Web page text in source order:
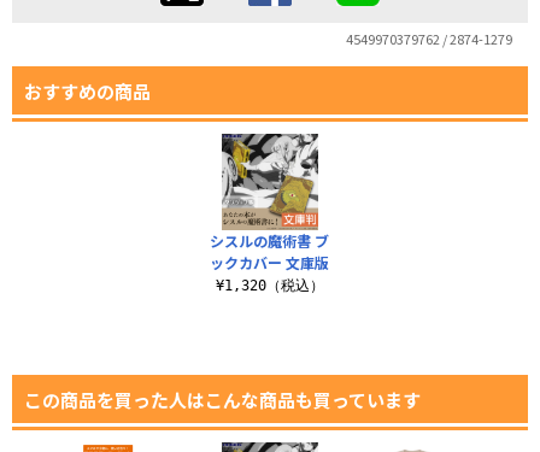
4549970379762 / 2874-1279
おすすめの商品
シスルの魔術書 ブ
ックカバー 文庫版
¥1,320（税込）
この商品を買った人はこんな商品も買っています